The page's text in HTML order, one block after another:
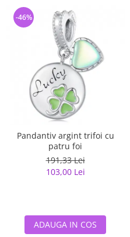
Pandantiv argint trifoi cu
patru foi
191,33 Lei
103,00 Lei
-46%
ADAUGA IN COS